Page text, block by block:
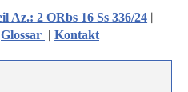
Az.: 2 ORbs 16 Ss 336/24 |
Glossar | Kontakt